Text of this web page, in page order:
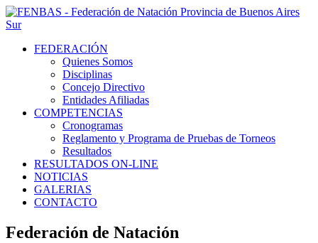
FEDERACIÓN
Quienes Somos
Disciplinas
Concejo Directivo
Entidades Afiliadas
COMPETENCIAS
Cronogramas
Reglamento y Programa de Pruebas de Torneos
Resultados
RESULTADOS ON-LINE
NOTICIAS
GALERIAS
CONTACTO
Federación de Natación